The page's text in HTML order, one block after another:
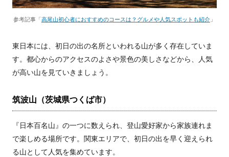
参考記事「高尾山初心者におすすめのコースは？グルメや人気スポットも紹介 」
東日本には、初日の出の名所といわれる山が多く存在していま
す。都心からのアクセスのよさや景色の美しさなどから、人気
が高い山を見ていきましょう。
筑波山（茨城県つくば市）
『日本百名山』の一つに数えられ、登山愛好家から家族連れま
で楽しめる場所です。関東エリアで、初日の出を早く迎えられ
る山として人気を集めています。